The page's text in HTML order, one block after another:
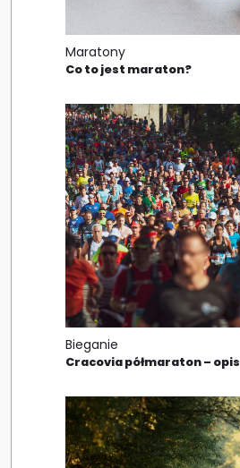
Maratony
Co to jest maraton?
Bieganie
Cracovia półmaraton –